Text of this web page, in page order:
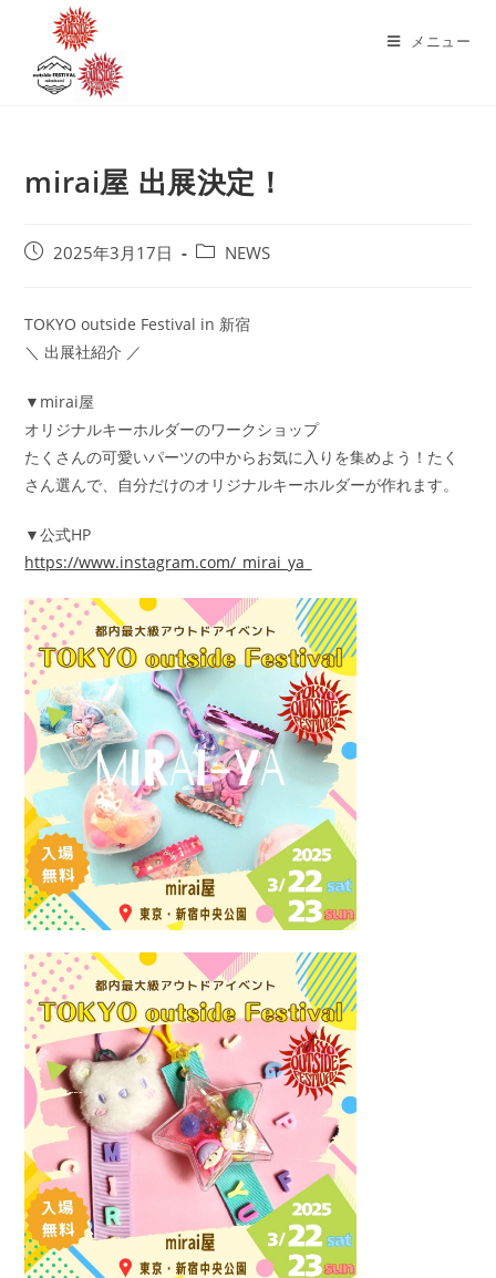
メニュー
mirai屋 出展決定！
投
開
日:
2025年3月17日
投
テ
NEWS
TOKYO outside Festival in 新宿
＼ 出展社紹介 ／
▼mirai屋
オリジナルキーホルダーのワークショップ
たくさんの可愛いパーツの中からお気に入りを集めよう！たく
さん選んで、自分だけのオリジナルキーホルダーが作れます。
▼公式HP
https://www.instagram.com/_mirai_ya_